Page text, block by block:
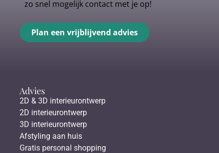
zo snel mogelijk contact met je op!
Plan een vrijblijvend advies
Advies
2D & 3D interieurontwerp
2D interieurontwerp
3D interieurontwerp
Afstyling aan huis
Gratis personal shopping